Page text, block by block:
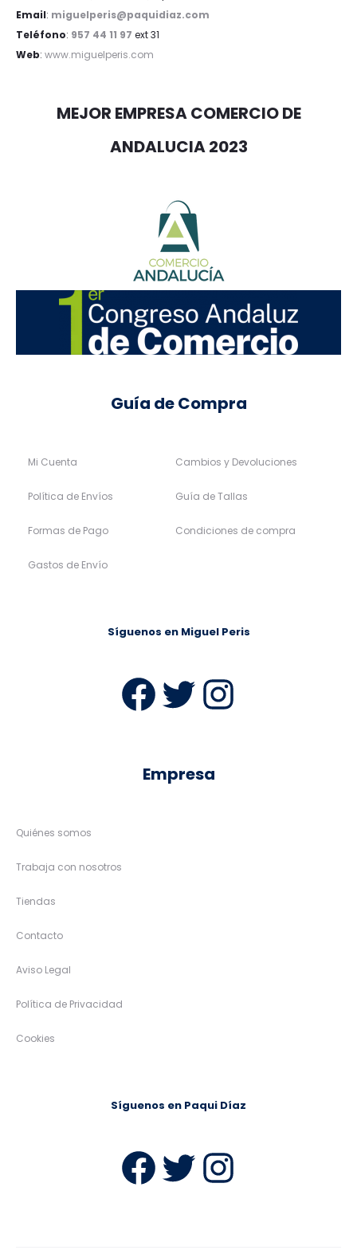
Email: miguelperis@paquidiaz.com
Teléfono: 957 44 11 97 ext 31
Web: www.miguelperis.com
MEJOR EMPRESA COMERCIO DE
ANDALUCIA 2023
Guía de Compra
Mi Cuenta
Política de Envíos
Formas de Pago
Gastos de Envío
Cambios y Devoluciones
Guía de Tallas
Condiciones de compra
Síguenos en Miguel Peris
Facebook
Twitter
Empresa
Quiénes somos
Trabaja con nosotros
Tiendas
Contacto
Aviso Legal
Política de Privacidad
Cookies
Síguenos en Paqui Díaz
Facebook
Twitter